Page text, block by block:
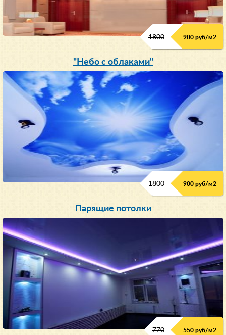
1800 900 руб/м2
"Небо с облаками"
1800 900 руб/м2
Парящие потолки
770 550 руб/м2